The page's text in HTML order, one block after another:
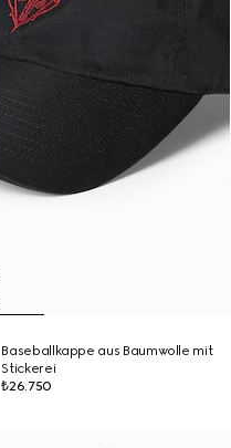
Baseballkappe aus Baumwolle mit
Stickerei
₺26.750